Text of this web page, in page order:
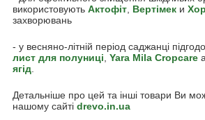
використовують Актофіт Вертімек и
захворювань
- у весняно-літній період саджанці
лист для полуниці Yara Mila Cropcare
ягід
Детальніше про цей та інші товари Ви
нашому сайті drevo.in.ua